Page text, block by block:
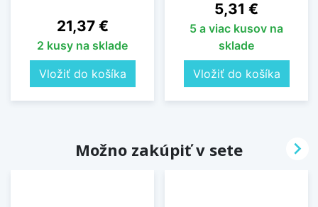
Cena
21,37 €
2 kusy na sklade
Vložiť do košíka
Cena
5,31 €
5 a viac kusov na
sklade
Vložiť do košíka
Možno zakúpiť v sete 